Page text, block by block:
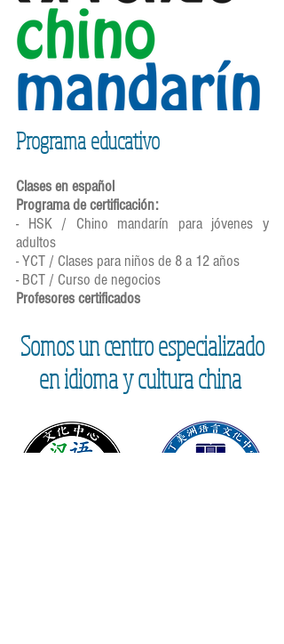
Programa educativo
Clases en español
Programa de certificación:
- HSK / Chino mandarín para jóvenes y
adultos
- YCT / Clases para niños de 8 a 12 años
- BCT / Curso de negocios
Profesores certificados
Somos un centro especializado
en idioma y cultura china